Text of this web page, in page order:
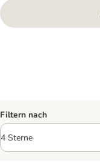
Filtern nach